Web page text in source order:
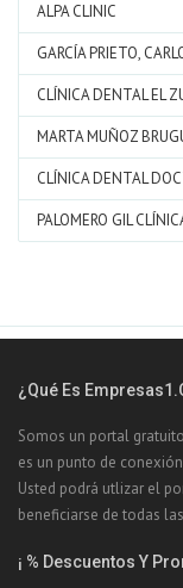
ALPA CLINIC
GARCÍA PRIETO,
CLÍNICA DENTAL EL
MARTA MUÑOZ
CLÍNICA DENTAL
PALOMERO GIL
¿Qué Es
Somos un portal
es un punto de
Usted podrá utlizar el
beneficiarse de todas
¡ % Descuentos Y